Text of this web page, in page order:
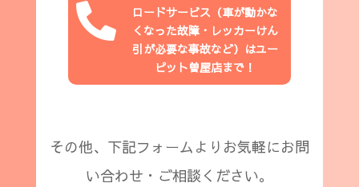
 ロードサービス（車が動かな
くなった故障・レッカーけん
引が必要な事故など）はユー
ピット曽屋店まで！
その他、下記フォームよりお気軽にお問
い合わせ・ご相談ください。